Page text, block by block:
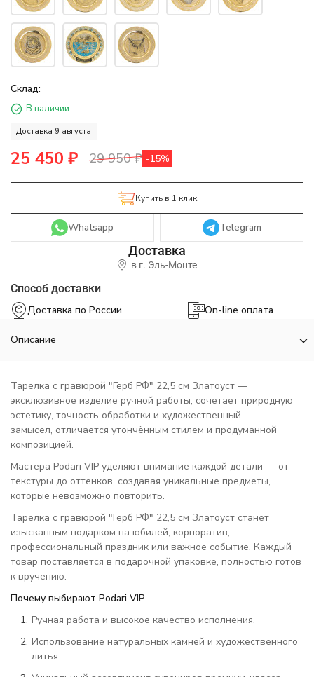
Склад:
В наличии
Доставка 9 августа
25 450 ₽ 29 950₽ -15%
Купить в 1 клик
Whatsapp Telegram
в г. Эль-Монте
Способ доставки
Доставка по России
On-line оплата
Описание
Тарелка с гравюрой "Герб РФ" 22,5 см Златоуст —
эксклюзивное изделие ручной работы, сочетает природную
эстетику, точность обработки и художественный
замысел, отличается утончённым стилем и продуманной
композицией.
Мастера Podari VIP уделяют внимание каждой детали — от
текстуры до оттенков, создавая уникальные предметы,
которые невозможно повторить.
Тарелка с гравюрой "Герб РФ" 22,5 см Златоуст станет
изысканным подарком на юбилей, корпоратив,
профессиональный праздник или важное событие. Каждый
товар поставляется в подарочной упаковке, полностью готов
к вручению.
Почему выбирают Podari VIP
Ручная работа и высокое качество исполнения.
Использование натуральных камней и художественного
литья.